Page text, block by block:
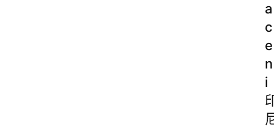
a
c
e
n
i